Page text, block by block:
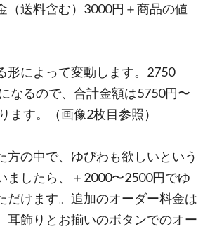
（送料含む）3000円＋商品の値
形によって変動します。2750
なるので、合計金額は5750円〜
ます。（画像2枚目参照）
方の中で、ゆびわも欲しいという
ましたら、＋2000〜2500円でゆ
だけます。追加のオーダー料金は
耳飾りとお揃いのボタンでのオー